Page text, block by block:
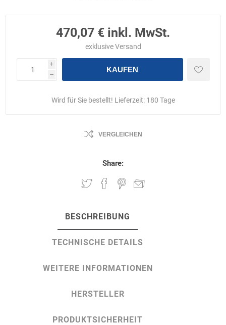
470,07 € inkl. MwSt.
exklusiveVersand
i
h
KAUFEN
Wird für Sie bestellt! Lieferzeit: 180 Tage
VERGLEICHEN
Share:
BESCHREIBUNG
TECHNISCHE DETAILS
WEITERE INFORMATIONEN
HERSTELLER
PRODUKTSICHERHEIT